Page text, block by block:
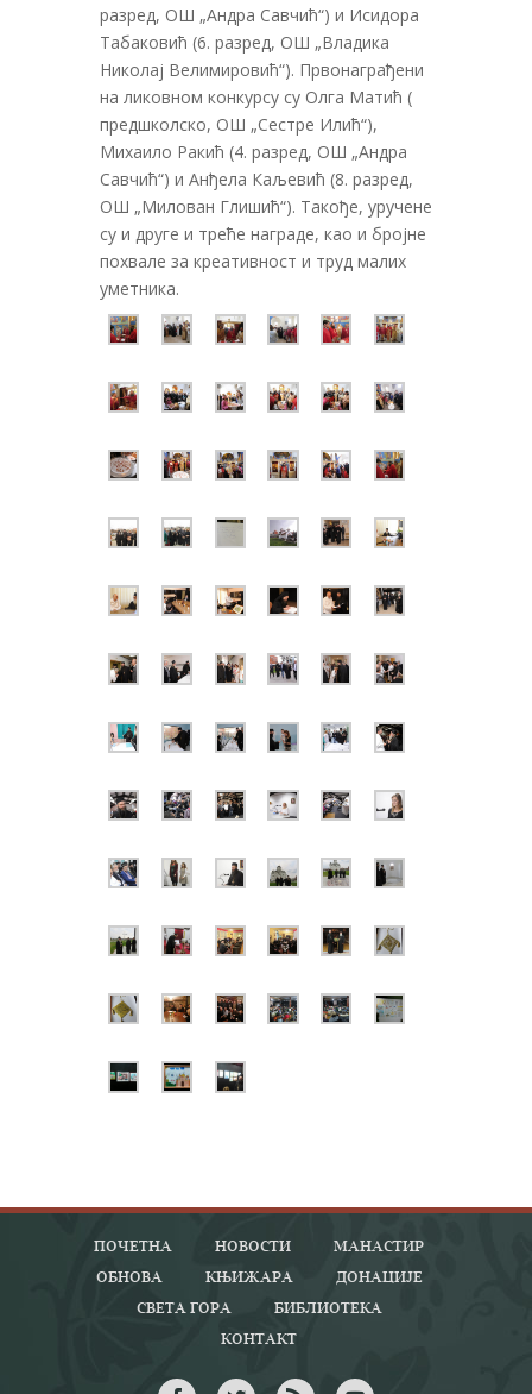
разред, ОШ „Андра Савчић“) и Исидора
Табаковић (6. разред, ОШ „Владика
Николај Велимировић“). Првонаграђени
на ликовном конкурсу су Олга Матић (
предшколско, ОШ „Сестре Илић“),
Михаило Ракић (4. разред, ОШ „Андра
Савчић“) и Анђела Каљевић (8. разред,
ОШ „Милован Глишић“). Такође, уручене
су и друге и треће награде, као и бројне
похвале за креативност и труд малих
уметника.
ПОЧЕТНА НОВОСТИ
МАНАСТИР
ОБНОВА
КЊИЖАРА
ДОНАЦИЈЕ
СВЕТА ГОРА
БИБЛИОТЕКА
КОНТАКТ